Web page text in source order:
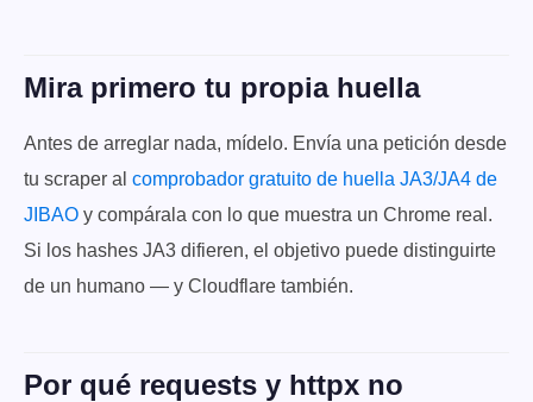
Mira primero tu propia huella
Antes de arreglar nada, mídelo. Envía una petición desde
tu scraper al comprobador gratuito de huella JA3/JA4 de
JIBAO y compárala con lo que muestra un Chrome real.
Si los hashes JA3 difieren, el objetivo puede distinguirte
de un humano — y Cloudflare también.
Por qué requests y httpx no